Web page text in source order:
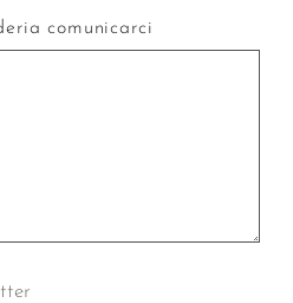
comunicarci